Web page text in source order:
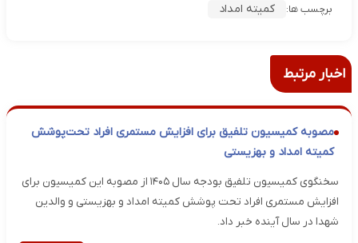
برچسب ها: کمیته امداد
اخبار مرتبط
مصوبه کمیسیون تلفیق برای افزایش مستمری افراد تحت‌پوشش
کمیته امداد و بهزیستی
سخنگوی کمیسیون تلفیق بودجه سال ۱۴۰۵ از مصوبه این کمیسیون برای
افزایش مستمری افراد تحت پوشش کمیته امداد و بهزیستی و والدین
شهدا در سال آینده خبر داد.